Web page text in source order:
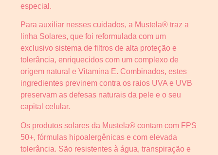
especial.
Para auxiliar nesses cuidados, a Mustela® traz a
linha Solares, que foi reformulada com um
exclusivo sistema de filtros de alta proteção e
tolerância, enriquecidos com um complexo de
origem natural e Vitamina E. Combinados, estes
ingredientes previnem contra os raios UVA e UVB
preservam as defesas naturais da pele e o seu
capital celular.
Os produtos solares da Mustela® contam com FPS
50+, fórmulas hipoalergênicas e com elevada
tolerância. São resistentes à água, transpiração e